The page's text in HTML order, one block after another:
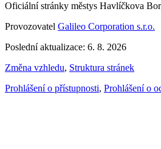
Oficiální stránky městys Havlíčkova
Provozovatel Galileo Corporation s.r.o.
Poslední aktualizace: 6. 8. 2026
Změna vzhledu, Struktura stránek
Prohlášení o přístupnosti, Prohlášení o